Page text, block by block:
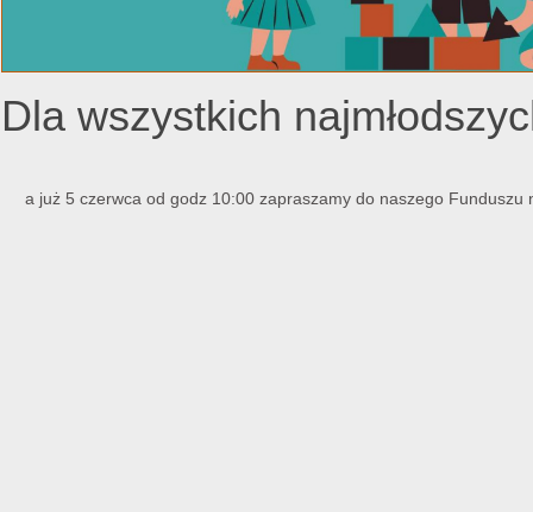
Dla wszystkich
a już 5 czerwca od godz 10:00 zapraszamy do naszego Funduszu